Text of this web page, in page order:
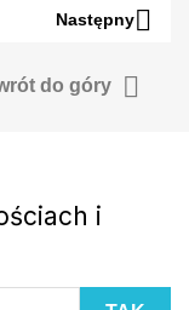
Następny
do góry 
i